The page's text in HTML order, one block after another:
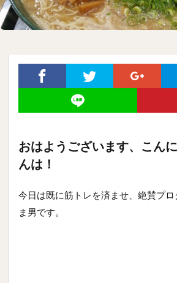
おはようございます、こん
んは！
今日は既に筋トレを済ませ、絶賛プ
ま男です。